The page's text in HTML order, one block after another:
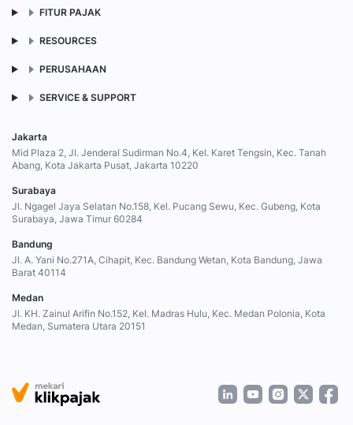
FITUR PAJAK
RESOURCES
PERUSAHAAN
SERVICE & SUPPORT
Jakarta
Mid Plaza 2, Jl. Jenderal Sudirman No.4, Kel. Karet Tengsin, Kec. Tanah
Abang, Kota Jakarta Pusat, Jakarta 10220
Surabaya
Jl. Ngagel Jaya Selatan No.158, Kel. Pucang Sewu, Kec. Gubeng, Kota
Surabaya, Jawa Timur 60284
Bandung
Jl. A. Yani No.271A, Cihapit, Kec. Bandung Wetan, Kota Bandung, Jawa
Barat 40114
Medan
Jl. KH. Zainul Arifin No.152, Kel. Madras Hulu, Kec. Medan Polonia, Kota
Medan, Sumatera Utara 20151